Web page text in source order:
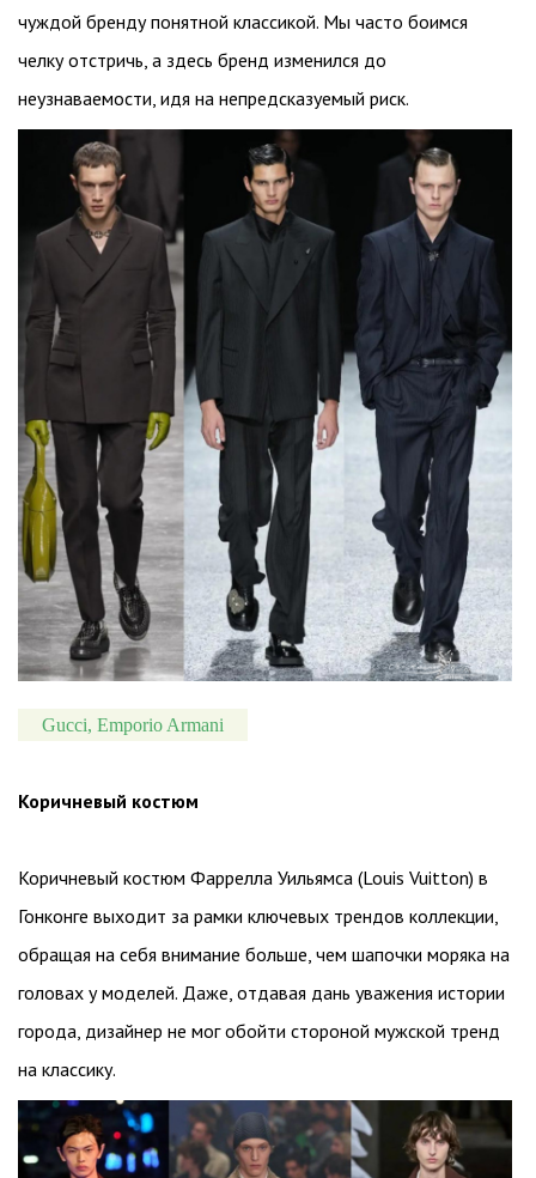
чуждой бренду понятной классикой. Мы часто боимся
челку отстричь, а здесь бренд изменился до
неузнаваемости, идя на непредсказуемый риск.
Gucci, Emporio Armani
Коричневый костюм
Коричневый костюм Фаррелла Уильямса (Louis Vuitton) в
Гонконге выходит за рамки ключевых трендов коллекции,
обращая на себя внимание больше, чем шапочки моряка на
головах у моделей. Даже, отдавая дань уважения истории
города, дизайнер не мог обойти стороной мужской тренд
на классику.